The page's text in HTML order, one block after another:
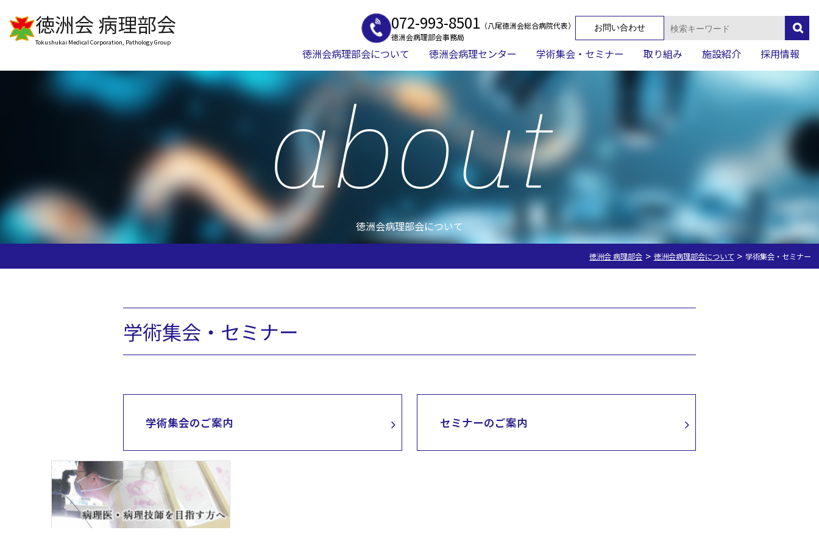
徳洲会 病理部会
Tokushukai Medical Corporation, Pathology Group
072-993-8501 （八尾徳洲会総合病院代表）
徳洲会病理部会事務局
お問い合わせ
検
索:
徳洲会病理部会について
徳洲会病理センター 学術集会・セミナー 取り組み 施設紹介 採用情報
about
徳洲会病理部会について
徳洲会 病理部会 > 徳洲会病理部会について > 学術集会・セミナー
学術集会・セミナー
学術集会のご案内 セミナーのご案内